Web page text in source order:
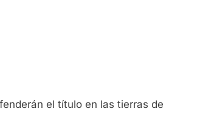
el título en las tierras de